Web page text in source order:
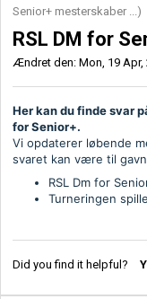
Senior+ mesterskaber ...)
RSL DM for
Ændret den: Mon, 19 Apr,
Her kan du finde svar
for Senior+.
Vi opdaterer løbende
svaret kan være til
RSL Dm for
Turneringen
Did you find it helpful?